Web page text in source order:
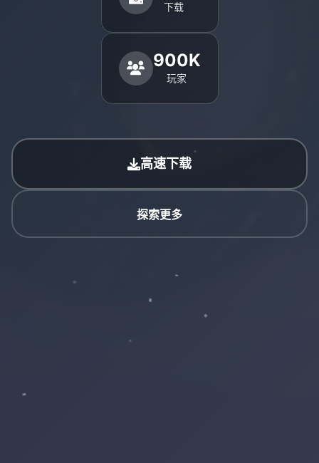
下载
900K
玩家
高速下载
探索更多